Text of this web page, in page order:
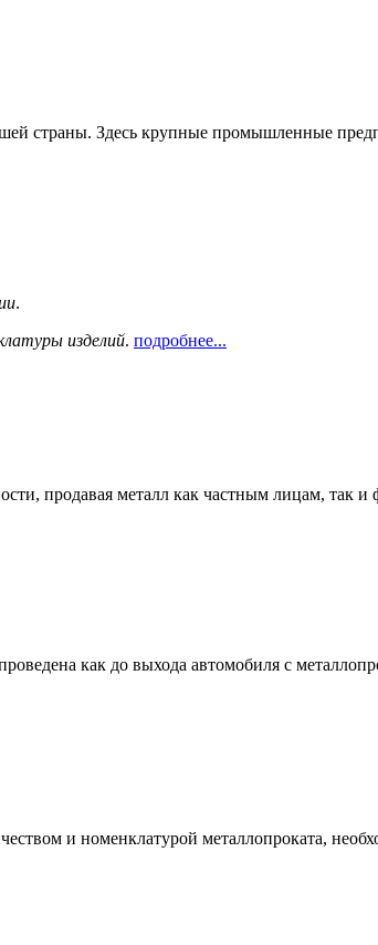
страны. Здесь крупные промышленные
.
изделий. подробнее...
продавая металл как частным лицам, так
как до выхода автомобиля с
и номенклатурой металлопроката,